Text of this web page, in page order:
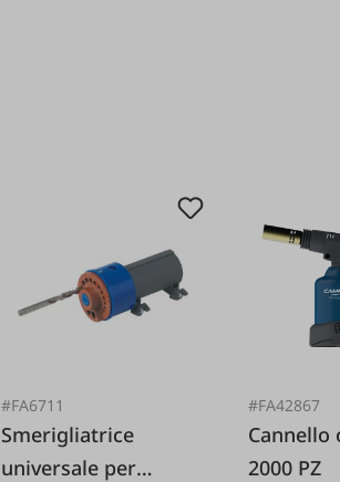
#FA6711
Smerigliatrice
universale per
#FA42867
Cannello
2000 PZ